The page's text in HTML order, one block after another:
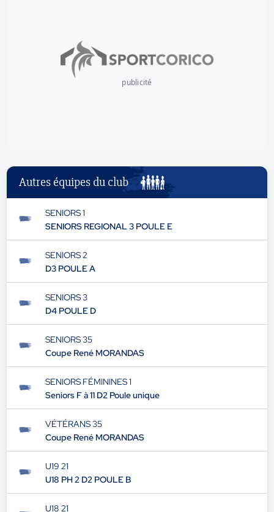
publicité
Autres équipes du club
SENIORS 1
SENIORS REGIONAL 3 POULE E
SENIORS 2
D3 POULE A
SENIORS 3
D4 POULE D
SENIORS 35
Coupe René MORANDAS
SENIORS FÉMININES 1
Seniors F à 11 D2 Poule unique
VÉTÉRANS 35
Coupe René MORANDAS
U19 21
U18 PH 2 D2 POULE B
U18 21